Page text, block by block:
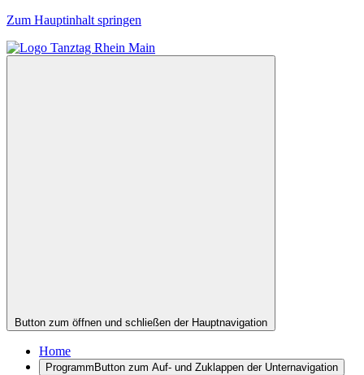
Zum Hauptinhalt springen
Button zum öffnen und schließen der Hauptnavigation
Home
Programm Button zum Auf- und Zuklappen der Unternavigation